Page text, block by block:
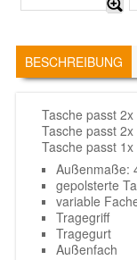
TABS
BESCHREIBUNG
Tasche passt
Tasche passt
Tasche passt
Außenmaße:
gepolsterte
variable
Tragegriff
Tragegurt
Außenfach